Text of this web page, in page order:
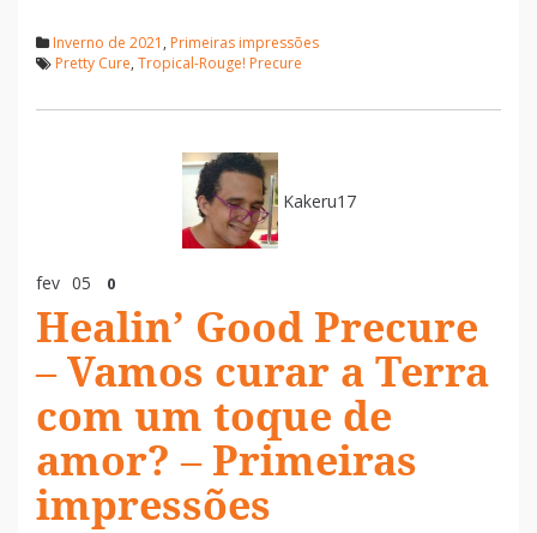
Inverno de 2021 , Primeiras impressões
Pretty Cure, Tropical-Rouge! Precure
Kakeru17
fev 05 0
Healin’ Good Precure
– Vamos curar a Terra
com um toque de
amor? – Primeiras
impressões